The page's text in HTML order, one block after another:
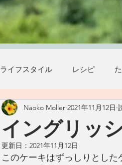
ライフスタイル レシピ
つぶやき 精進料理
おかず ごはん
イングリッ
Naoko Moller 2021年11月12日
更新日： 2021年11月12日
このケーキはずっしりとした